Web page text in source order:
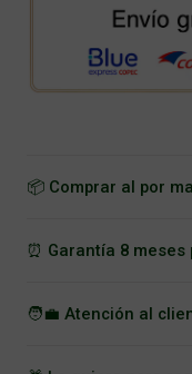
📦 Comprar al por
⏰ Garantía 8
🧑‍💼 Atención al